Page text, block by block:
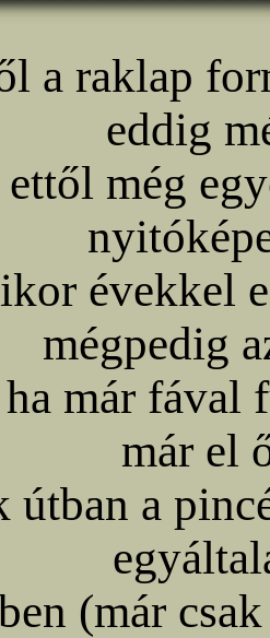
a raklap
eddig
még
évekkel
mégpedig
már fával
már el
útban a
(már